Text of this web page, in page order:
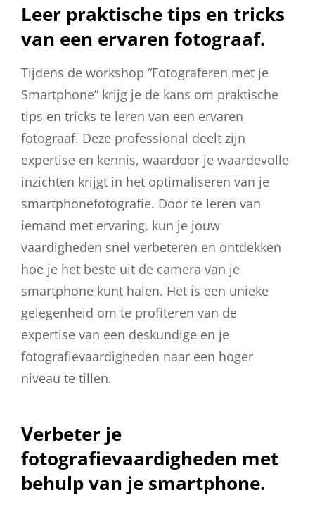
Leer praktische tips en tricks
van een ervaren fotograaf.
Tijdens de workshop “Fotograferen met je
Smartphone” krijg je de kans om praktische
tips en tricks te leren van een ervaren
fotograaf. Deze professional deelt zijn
expertise en kennis, waardoor je waardevolle
inzichten krijgt in het optimaliseren van je
smartphonefotografie. Door te leren van
iemand met ervaring, kun je jouw
vaardigheden snel verbeteren en ontdekken
hoe je het beste uit de camera van je
smartphone kunt halen. Het is een unieke
gelegenheid om te profiteren van de
expertise van een deskundige en je
fotografievaardigheden naar een hoger
niveau te tillen.
Verbeter je
fotografievaardigheden met
behulp van je smartphone.